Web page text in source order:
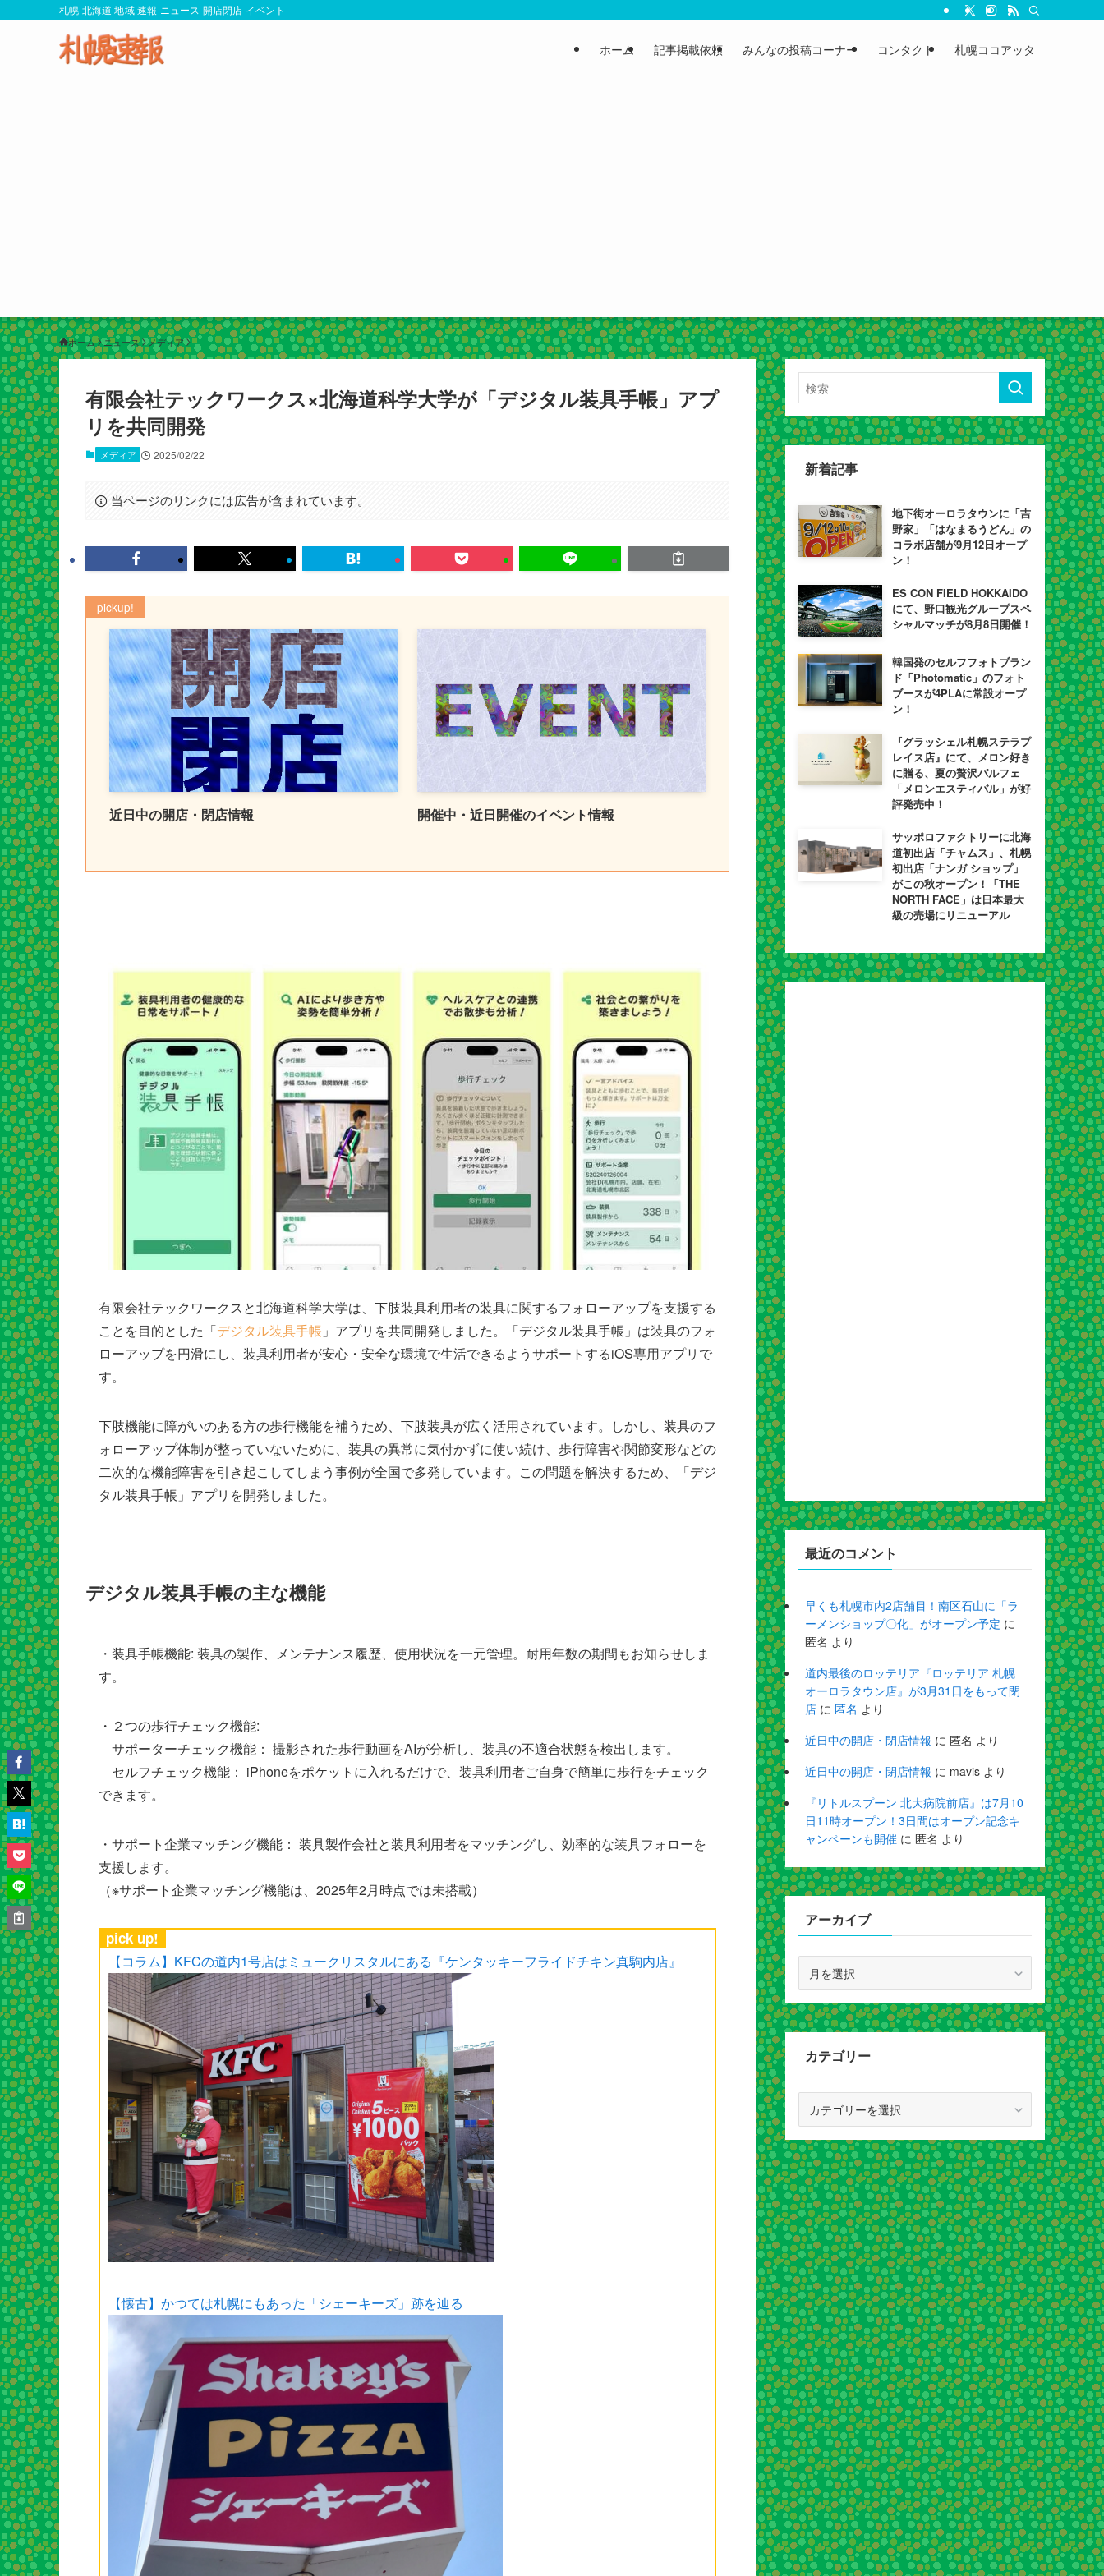
札幌 北海道 地域 速報 ニュース 開店閉店 イベント
ホーム 記事掲載依頼 みんなの投稿コーナー コンタクト 札幌ココアッタ
ホーム ニュース メディア
有限会社テックワークス×北海道科学大学が「デジタル装具手帳」アプ
リを共同開発
メディア 2025/02/22
当ページのリンクには広告が含まれています。
pickup!
近日中の開店・閉店情報 開催中・近日開催のイベント情報
有限会社テックワークスと北海道科学大学は、下肢装具利用者の装具に関するフォローアップを支援する
ことを目的とした「デジタル装具手帳 」アプリを共同開発しました。「デジタル装具手帳」は装具のフォ
ローアップを円滑にし、装具利用者が安心・安全な環境で生活できるようサポートするiOS専用アプリで
す。
下肢機能に障がいのある方の歩行機能を補うため、下肢装具が広く活用されています。しかし、装具のフ
ォローアップ体制が整っていないために、装具の異常に気付かずに使い続け、歩行障害や関節変形などの
二次的な機能障害を引き起こしてしまう事例が全国で多発しています。この問題を解決するため、「デジ
タル装具手帳」アプリを開発しました。
デジタル装具手帳の主な機能
・装具手帳機能: 装具の製作、メンテナンス履歴、使用状況を一元管理。耐用年数の期間もお知らせしま
す。
・２つの歩行チェック機能:
サポーターチェック機能： 撮影された歩行動画をAIが分析し、装具の不適合状態を検出します。
セルフチェック機能： iPhoneをポケットに入れるだけで、装具利用者ご自身で簡単に歩行をチェック
できます。
・サポート企業マッチング機能： 装具製作会社と装具利用者をマッチングし、効率的な装具フォローを
支援します。
（※サポート企業マッチング機能は、2025年2月時点では未搭載）
pick up!
【コラム】KFCの道内1号店はミュークリスタルにある『ケンタッキーフライドチキン真駒内店』
【懐古】かつては札幌にもあった「シェーキーズ」跡を辿る
新着記事
地下街オーロラタウンに「吉
野家」「はなまるうどん」の
コラボ店舗が9月12日オープ
ン！
ES CON FIELD HOKKAIDO
にて、野口観光グループスペ
シャルマッチが8月8日開催！
韓国発のセルフフォトブラン
ド「Photomatic」のフォト
ブースが4PLAに常設オープ
ン！
『グラッシェル札幌ステラプ
レイス店』にて、メロン好き
に贈る、夏の贅沢パルフェ
「メロンエスティバル」が好
評発売中！
サッポロファクトリーに北海
道初出店「チャムス」、札幌
初出店「ナンガ ショップ」
がこの秋オープン！「THE
NORTH FACE」は日本最大
級の売場にリニューアル
最近のコメント
早くも札幌市内2店舗目！南区石山に「ラ
ーメンショップ〇化」がオープン予定 に
匿名 より
道内最後のロッテリア『ロッテリア 札幌
オーロラタウン店』が3月31日をもって閉
店 に 匿名 より
近日中の開店・閉店情報 に 匿名 より
近日中の開店・閉店情報 に mavis より
『リトルスプーン 北大病院前店』は7月10
日11時オープン！3日間はオープン記念キ
ャンペーンも開催 に 匿名 より
アーカイブ
カ
イ
ブ
カテゴリー
ゴ
リ
ー